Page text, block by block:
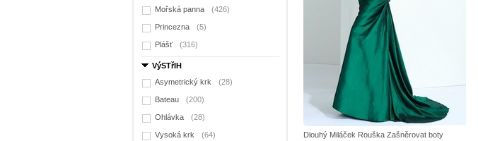
Mořská panna (426)
Princezna (5)
Plášť (316)
VýSTřIH
Asymetrický krk
(28)
Bateau (200)
Ohlávka (28)
Vysoká krk (64)
Dlouhý Miláček Rouška Zašněrovat boty